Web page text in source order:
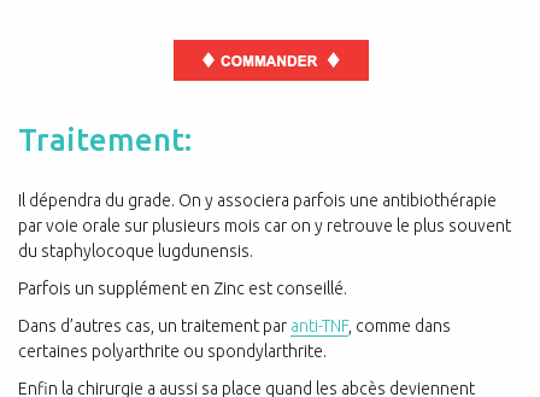
Traitement:
Il dépendra du grade. On y associera parfois une antibiothérapie
par voie orale sur plusieurs mois car on y retrouve le plus souvent
du staphylocoque lugdunensis.
Parfois un supplément en Zinc est conseillé.
Dans d’autres cas, un traitement par anti-TNF, comme dans
certaines polyarthrite ou spondylarthrite.
Enfin la chirurgie a aussi sa place quand les abcès deviennent